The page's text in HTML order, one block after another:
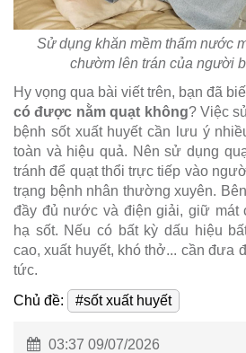
Sử dụng khăn mềm thấm nước
chườm lên trán của người
Hy vọng qua bài viết trên, bạn đã
có được nằm quạt không? Việc
bệnh sốt xuất huyết cần lưu ý
toàn và hiệu quả. Nên sử dụng
tránh để quạt thổi trực tiếp vào
trạng bệnh nhân thường xuyên.
đầy đủ nước và điện giải, giữ mát
hạ sốt. Nếu có bất kỳ dấu hiệu
cao, xuất huyết, khó thở... cần đưa
tức.
Chủ đề:
#sốt xuất huyết
03:37 09/07/2026